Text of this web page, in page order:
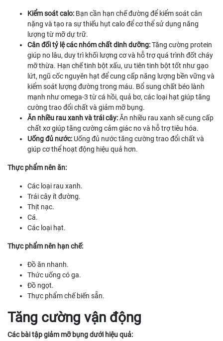
Kiểm soát calo: Bạn cần hạn chế đường để kiểm soát cân
nặng và tạo ra sự thiếu hụt calo để cơ thể sử dụng năng
lượng từ mỡ dự trữ.
Cân đối tỷ lệ các nhóm chất dinh dưỡng:Tăng cường protein
giúp no lâu, duy trì khối lượng cơ và hỗ trợ quá trình đốt cháy
mỡ thừa. Hạn chế tinh bột xấu, ưu tiên tinh bột tốt như gạo
lứt, ngũ cốc nguyên hạt để cung cấp năng lượng bền vững và
kiểm soát lượng đường trong máu. Bổ sung chất béo lành
mạnh như omega-3 từ cá hồi, quả bơ, các loại hạt giúp tăng
cường trao đổi chất và giảm mỡ bụng.
Ăn nhiều rau xanh và trái cây:Ăn nhiều rau xanh sẽ cung cấp
chất xơ giúp tăng cường cảm giác no và hỗ trợ tiêu hóa.
Uống đủ nước: Uống đủ nước tăng cường trao đổi chất và
giúp cơ thể hoạt động hiệu quả hơn.
Thực phẩm nên ăn:
Các loại rau xanh.
Trái cây ít đường.
Thịt nạc.
Cá.
Các loại hạt.
Thực phẩm nên hạn chế:
Đồ ăn nhanh.
Thức uống có ga.
Đồ ngọt.
Thực phẩm chế biến sẵn.
Tăng cường vận động
Các bài tập giảm mỡ bụng dưới hiệu quả: